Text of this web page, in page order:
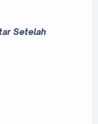
Setelah